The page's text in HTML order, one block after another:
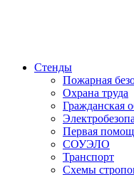
Стенды
Пожарная
Охрана труда
Гражданская
Первая
СОУЭЛО
Транспорт
Схемы